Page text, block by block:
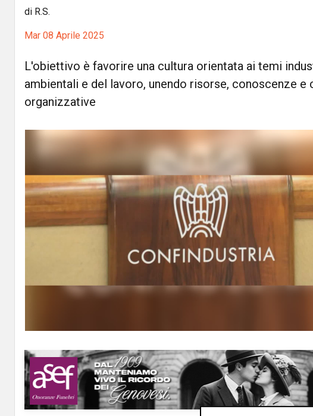
di R.S.
Mar 08 Aprile 2025
L'obiettivo è favorire una cultura orientata ai temi
ambientali e del lavoro, unendo risorse, conoscenze e
organizzative